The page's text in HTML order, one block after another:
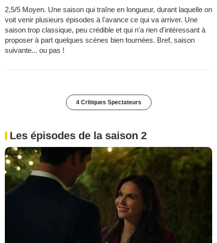
2,5/5 Moyen. Une saison qui traîne en longueur, durant laquelle on
voit venir plusieurs épisodes à l'avance ce qui va arriver. Une
saison trop classique, peu crédible et qui n'a rien d'intéressant à
proposer à part quelques scènes bien tournées. Bref, saison
suivante... ou pas !
4 Critiques Spectateurs
Les épisodes de la saison 2